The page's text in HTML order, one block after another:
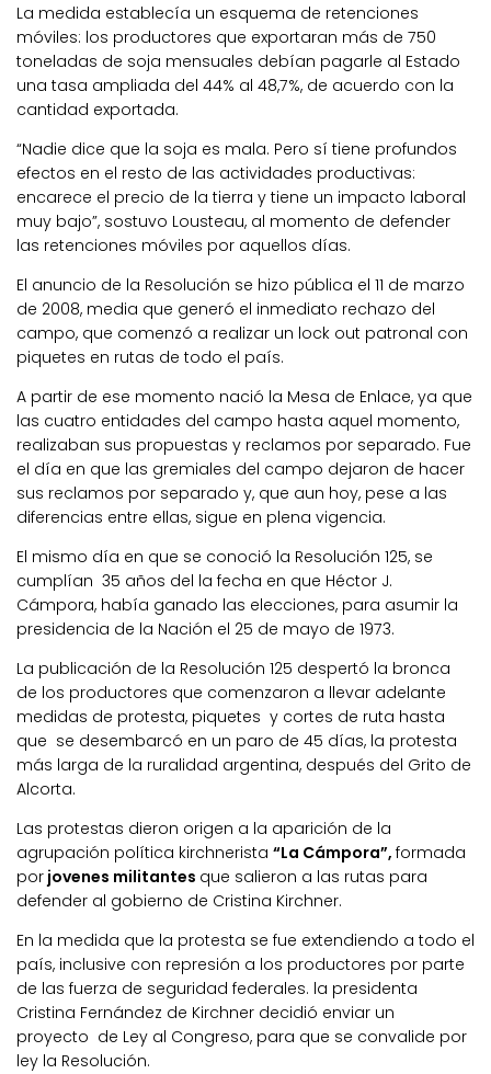
La medida establecía un esquema de retenciones
móviles: los productores que exportaran más de 750
toneladas de soja mensuales debían pagarle al Estado
una tasa ampliada del 44% al 48,7%, de acuerdo con la
cantidad exportada.
“Nadie dice que la soja es mala. Pero sí tiene profundos
efectos en el resto de las actividades productivas:
encarece el precio de la tierra y tiene un impacto laboral
muy bajo”, sostuvo Lousteau, al momento de defender
las retenciones móviles por aquellos días.
El anuncio de la Resolución se hizo pública el 11 de marzo
de 2008, media que generó el inmediato rechazo del
campo, que comenzó a realizar un lock out patronal con
piquetes en rutas de todo el país.
A partir de ese momento nació la Mesa de Enlace, ya que
las cuatro entidades del campo hasta aquel momento,
realizaban sus propuestas y reclamos por separado. Fue
el día en que las gremiales del campo dejaron de hacer
sus reclamos por separado y, que aun hoy, pese a las
diferencias entre ellas, sigue en plena vigencia.
El mismo día en que se conoció la Resolución 125, se
cumplían 35 años del la fecha en que Héctor J.
Cámpora, había ganado las elecciones, para asumir la
presidencia de la Nación el 25 de mayo de 1973.
La publicación de la Resolución 125 despertó la bronca
de los productores que comenzaron a llevar adelante
medidas de protesta, piquetes y cortes de ruta hasta
que se desembarcó en un paro de 45 días, la protesta
más larga de la ruralidad argentina, después del Grito de
Alcorta.
Las protestas dieron origen a la aparición de la
agrupación política kirchnerista “La Cámpora”, formada
por jovenes militantes que salieron a las rutas para
defender al gobierno de Cristina Kirchner.
En la medida que la protesta se fue extendiendo a todo el
país, inclusive con represión a los productores por parte
de las fuerza de seguridad federales. la presidenta
Cristina Fernández de Kirchner decidió enviar un
proyecto de Ley al Congreso, para que se convalide por
ley la Resolución.